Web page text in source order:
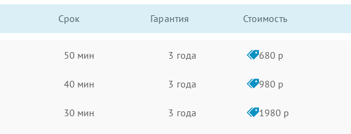
Срок Гарантия Стоимость
50 мин 3 года 680 р
40 мин 3 года 980 р
30 мин 3 года 1980 р